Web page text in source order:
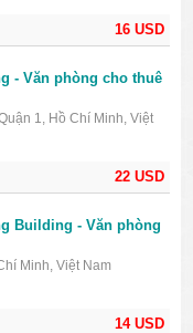
16 USD
22 USD
- Văn phòng cho thuê
1, Hồ Chí Minh, Việt
14 USD
Building - Văn phòng
Minh, Việt Nam